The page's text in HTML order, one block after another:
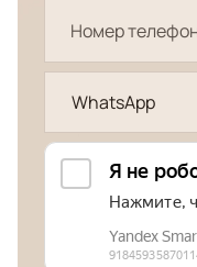
WhatsApp